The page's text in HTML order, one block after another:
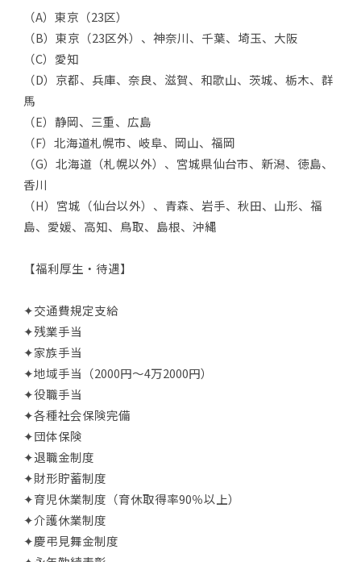
（A）東京（23区）
（B）東京（23区外）、神奈川、千葉、埼玉、大阪
（C）愛知
（D）京都、兵庫、奈良、滋賀、和歌山、茨城、栃木、群
馬
（E）静岡、三重、広島
（F）北海道札幌市、岐阜、岡山、福岡
（G）北海道（札幌以外）、宮城県仙台市、新潟、徳島、
香川
（H）宮城（仙台以外）、青森、岩手、秋田、山形、福
島、愛媛、高知、鳥取、島根、沖縄
【福利厚生・待遇】
✦交通費規定支給
✦残業手当
✦家族手当
✦地域手当（2000円～4万2000円）
✦役職手当
✦各種社会保険完備
✦団体保険
✦退職金制度
✦財形貯蓄制度
✦育児休業制度（育休取得率90％以上）
✦介護休業制度
✦慶弔見舞金制度